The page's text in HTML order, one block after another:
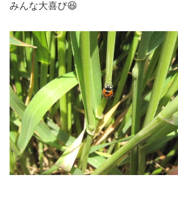
みんな大喜び😆